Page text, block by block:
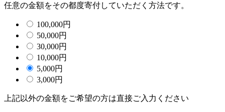
任意の金額をその都度寄付していただく方法です。
100,000円
50,000円
30,000円
10,000円
5,000円
3,000円
上記以外の金額をご希望の方は直接ご入力ください